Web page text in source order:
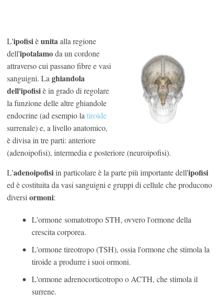
L'ipofisièunitaalla regione
dell'ipotalamoda un cordone
attraverso cui passano fibre e vasi
sanguigni. La ghiandola
dell'ipofisiè in grado di regolare
la funzione delle altre ghiandole
endocrine (ad esempio la tiroide
surrenale) e, a livello anatomico,
è divisa in tre parti: anteriore
(adenoipofisi), intermedia e posteriore (neuroipofisi).
L'adenoipofisiin particolare è la parte più importante dell'ipofisi
ed è costituita da vasi sanguigni e gruppi di cellule che producono
diversi ormoni:
L'ormone somatotropo STH, ovvero l'ormone della
crescita corporea.
L'ormone tireotropo (TSH), ossia l'ormone che stimola la
tiroide a produrre i suoi ormoni.
L'ormone adrenocorticotropo o ACTH, che stimola il
surrene.